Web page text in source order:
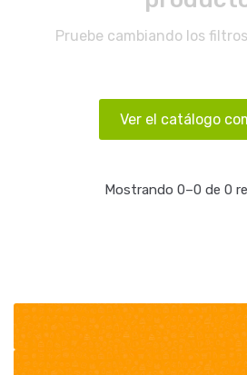
Pruebe cambiando los
Ver el catálogo
Mostrando 0–0 de 0